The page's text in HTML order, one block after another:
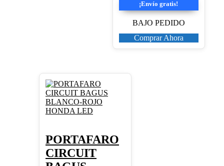
¡Envío gratis!
BAJO PEDIDO
Comprar Ahora
PORTAFARO
CIRCUIT